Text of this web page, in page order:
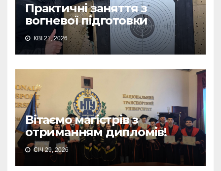
Практичні заняття з
вогневої підготовки
КВІ 21, 2026
Вітаємо магістрів з
отриманням дипломів!
СІЧ 29, 2026